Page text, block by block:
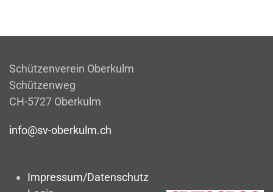
Schützenverein Oberkulm
Schützenweg
CH-5727 Oberkulm
info@sv-oberkulm.ch
Impressum/Datenschutz